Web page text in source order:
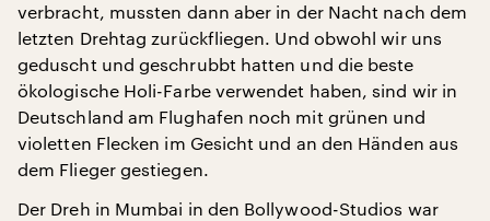
verbracht, mussten dann aber in der Nacht nach dem
letzten Drehtag zurückfliegen. Und obwohl wir uns
geduscht und geschrubbt hatten und die beste
ökologische Holi-Farbe verwendet haben, sind wir in
Deutschland am Flughafen noch mit grünen und
violetten Flecken im Gesicht und an den Händen aus
dem Flieger gestiegen.
Der Dreh in Mumbai in den Bollywood-Studios war